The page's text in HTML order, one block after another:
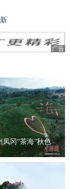
广告
凤冈“茶海”秋色